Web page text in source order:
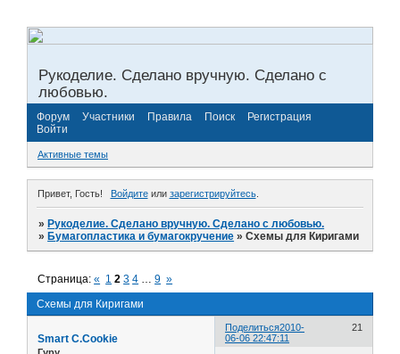
Рукоделие. Сделано вручную. Сделано с
любовью.
Форум Участники Правила Поиск
Регистрация
Войти
Активные темы
Привет, Гость! Войдитеили зарегистрируйтесь.
»Рукоделие. Сделано вручную. Сделано с любовью.
»Бумагопластика и бумагокручение »Схемы для Киригами
Схемы для Киригами
Страница:« 1 2 3 4 … 9 »
Поделиться 21
2010-
06-06 22:47:11
Smart C.Cookie